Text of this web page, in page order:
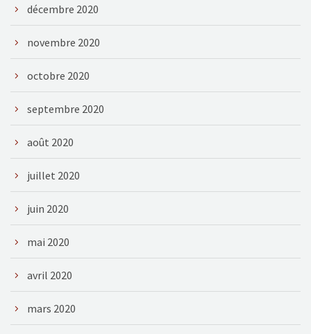
décembre 2020
novembre 2020
octobre 2020
septembre 2020
août 2020
juillet 2020
juin 2020
mai 2020
avril 2020
mars 2020